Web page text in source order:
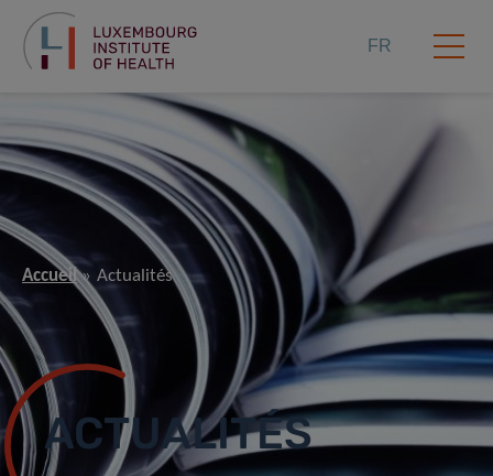
FR
Accueil Actualités
ACTUALITÉS